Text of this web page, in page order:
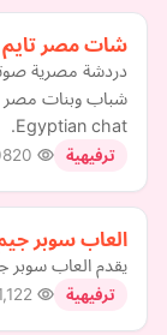
شات مصر تايم
دردشة مصرية
شباب وبنات مصر
Egyptian chat.
ترفيهية
العاب سوبر
يقدم العاب سوبر
ترفيهية